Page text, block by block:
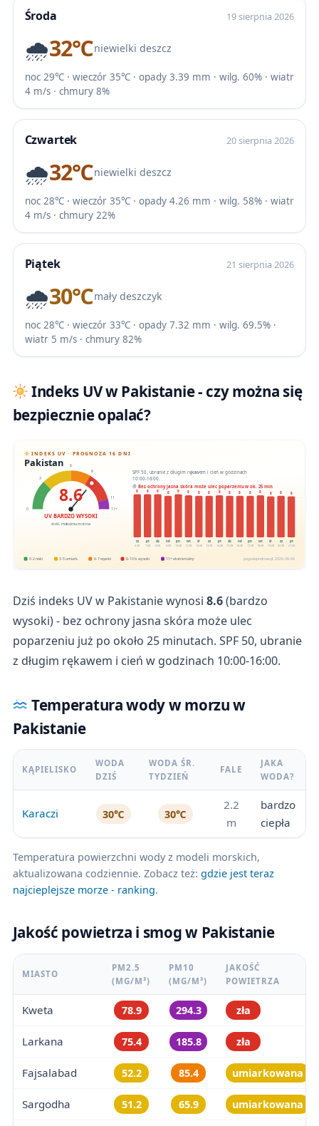
Środa 19 sierpnia 2026
🌧️32℃niewielki deszcz
noc 29℃ · wieczór 35℃ · opady 3.39 mm · wilg. 60% · wiatr
4 m/s · chmury 8%
Czwartek 20 sierpnia 2026
🌧️32℃niewielki deszcz
noc 28℃ · wieczór 35℃ · opady 4.26 mm · wilg. 58% · wiatr
4 m/s · chmury 22%
Piątek 21 sierpnia 2026
🌧️30℃mały deszczyk
noc 28℃ · wieczór 33℃ · opady 7.32 mm · wilg. 69.5% ·
wiatr 5 m/s · chmury 82%
Indeks UV w Pakistanie - czy można się
bezpiecznie opalać?
INDEKS UV · PROGNOZA 16 DNI
Pakistan
0
3
6
8
11
11+
8.6
UV BARDZO WYSOKI
dziś, maksimum dnia
SPF 50, ubranie z długim rękawem i cień w godzinach
10:00-16:00.
Bez ochrony jasna skóra może ulec poparzeniu w ok. 25 min
9
cz
6.08
9
pt
7.08
9
sb
8.08
8
nd
9.08
9
pn
10.08
8
wt
11.08
8
śr
12.08
8
cz
13.08
8
pt
14.08
8
sb
15.08
8
nd
16.08
8
pn
17.08
8
wt
18.08
8
śr
19.08
8
cz
20.08
8
pt
21.08
0-2 niski 3-5 umiark. 6-7 wysoki 8-10 b. wysoki 11+ ekstremalny pogodapodroze.pl · 2026-08-06
Dziś indeks UV w Pakistanie wynosi 8.6(bardzo
wysoki) - bez ochrony jasna skóra może ulec
poparzeniu już po około 25 minutach. SPF 50, ubranie
z długim rękawem i cień w godzinach 10:00-16:00.
Temperatura wody w morzu w
Pakistanie
KĄPIELISKO
WODA
DZIŚ
WODA ŚR.
TYDZIEŃ
FALE
JAKA
WODA?
Karaczi 30℃ 30℃
2.2
m
bardzo
ciepła
Temperatura powierzchni wody z modeli morskich,
aktualizowana codziennie. Zobacz też: gdzie jest teraz
najcieplejsze morze - ranking.
Jakość powietrza i smog w Pakistanie
MIASTO
PM2.5
(ΜG/M³)
PM10
(ΜG/M³)
JAKOŚĆ
POWIETRZA
Kweta 78.9 294.3 zła
Larkana 75.4 185.8 zła
Fajsalabad 52.2 85.4 umiarkowana
Sargodha 51.2 65.9 umiarkowana